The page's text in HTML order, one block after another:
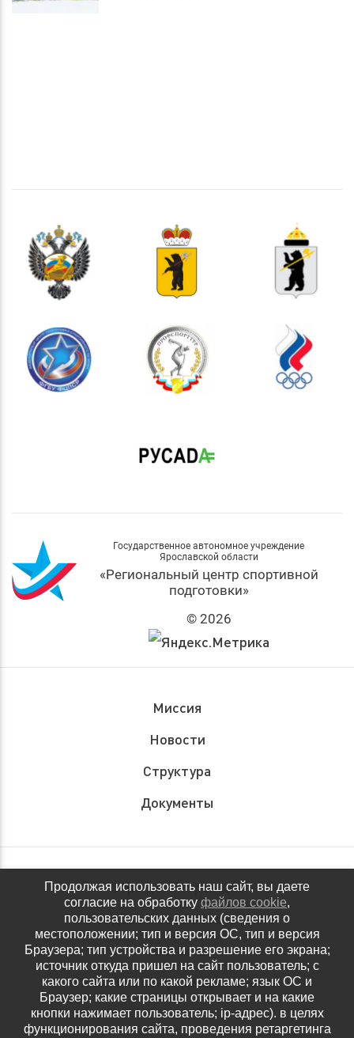
Государственное автономное учреждение
Ярославской области
«Региональный центр спортивной
подготовки»
© 2026
Миссия
Новости
Структура
Документы
Обращения граждан
Антидопинговое обеспечение
Контакты
Политика конфиденциальности
Продолжая использовать наш сайт, вы даете
согласие на обработку файлов cookie,
пользовательских данных (сведения о
местоположении; тип и версия ОС, тип и версия
Браузера; тип устройства и разрешение его экрана;
источник откуда пришел на сайт пользователь; с
какого сайта или по какой рекламе; язык ОС и
Браузер; какие страницы открывает и на какие
кнопки нажимает пользователь; ip-адрес). в целях
функционирования сайта, проведения ретаргетинга